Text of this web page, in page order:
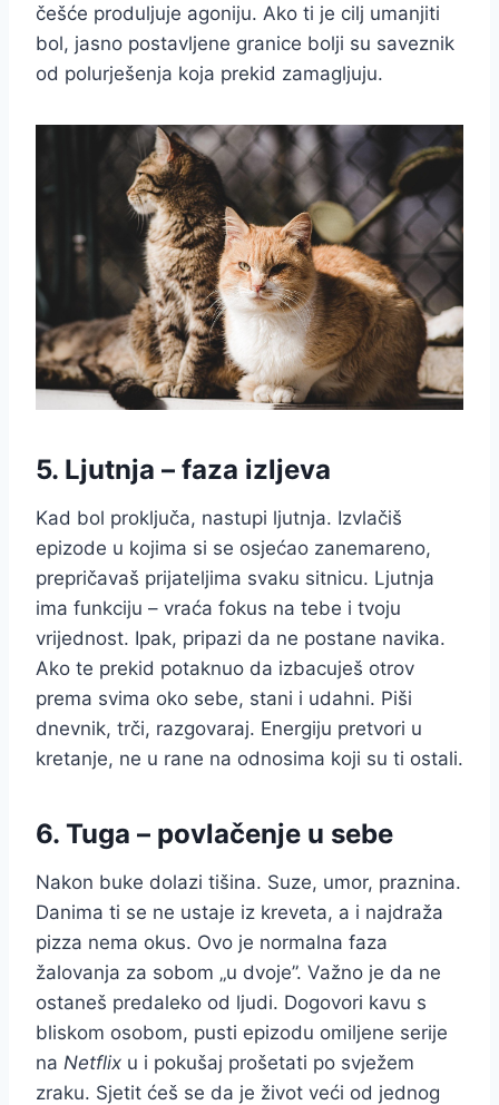
češće produljuje agoniju. Ako ti je cilj umanjiti
bol, jasno postavljene granice bolji su saveznik
od polurješenja koja prekid zamagljuju.
5. Ljutnja – faza izljeva
Kad bol proključa, nastupi ljutnja. Izvlačiš
epizode u kojima si se osjećao zanemareno,
prepričavaš prijateljima svaku sitnicu. Ljutnja
ima funkciju – vraća fokus na tebe i tvoju
vrijednost. Ipak, pripazi da ne postane navika.
Ako te prekid potaknuo da izbacuješ otrov
prema svima oko sebe, stani i udahni. Piši
dnevnik, trči, razgovaraj. Energiju pretvori u
kretanje, ne u rane na odnosima koji su ti ostali.
6. Tuga – povlačenje u sebe
Nakon buke dolazi tišina. Suze, umor, praznina.
Danima ti se ne ustaje iz kreveta, a i najdraža
pizza nema okus. Ovo je normalna faza
žalovanja za sobom „u dvoje”. Važno je da ne
ostaneš predaleko od ljudi. Dogovori kavu s
bliskom osobom, pusti epizodu omiljene serije
na Netflix u i pokušaj prošetati po svježem
zraku. Sjetit ćeš se da je život veći od jednog